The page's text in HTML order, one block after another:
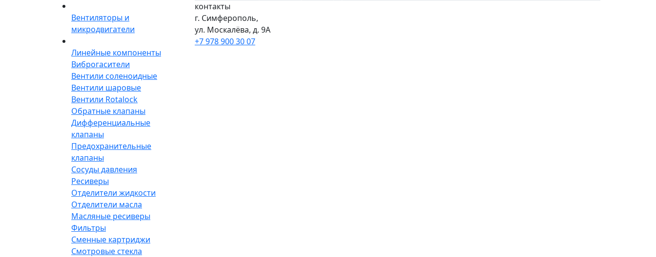
Вентиляторы и
микродвигатели
Линейные компоненты
Виброгасители
Вентили соленоидные
Вентили шаровые
Вентили Rotalock
Обратные клапаны
Дифференциальные
клапаны
Предохранительные
клапаны
Сосуды давления
Ресиверы
Отделители жидкости
Отделители масла
Масляные ресиверы
Фильтры
Сменные картриджи
Смотровые стекла
контакты
г. Симферополь,
ул. Москалёва, д. 9А
+7 978 900 30 07